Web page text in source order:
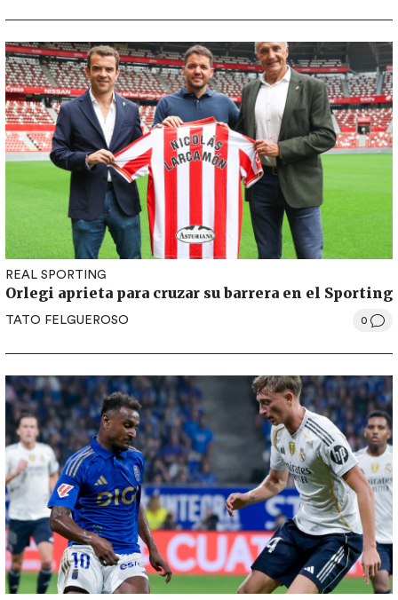
REAL SPORTING
Orlegi aprieta para cruzar su barrera en el Sporting
TATO FELGUEROSO 0